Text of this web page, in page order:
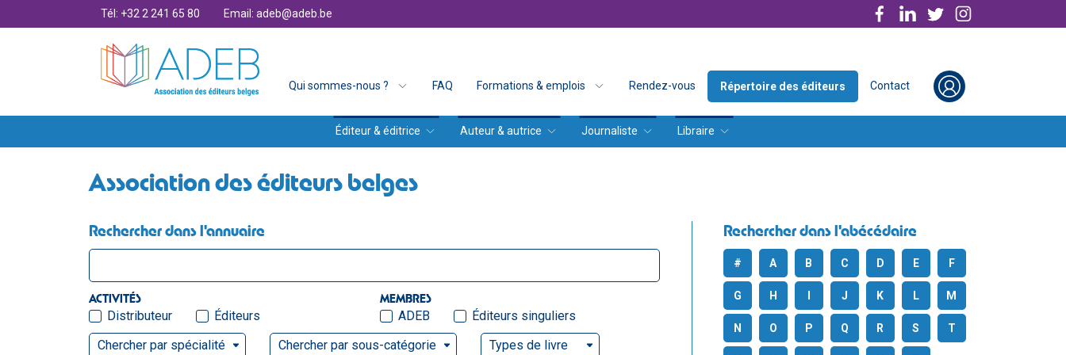
Tél: +32 2 241 65 80 Email: adeb@adeb.be
Qui sommes-nous ? FAQ Formations & emplois Rendez-vous Répertoire des éditeurs Contact
Éditeur & éditrice Auteur & autrice Journaliste Libraire
Association des éditeurs belges
Rechercher dans l'abécédaire
# A B C D E F
G H J K L M
N O P Q R S T
Rechercher dans l'annuaire
ACTIVITÉS
Distributeur Éditeurs
MEMBRES
ADEB
Éditeurs singuliers
Chercher par spécialité
Chercher par sous-catégorie Types de livre